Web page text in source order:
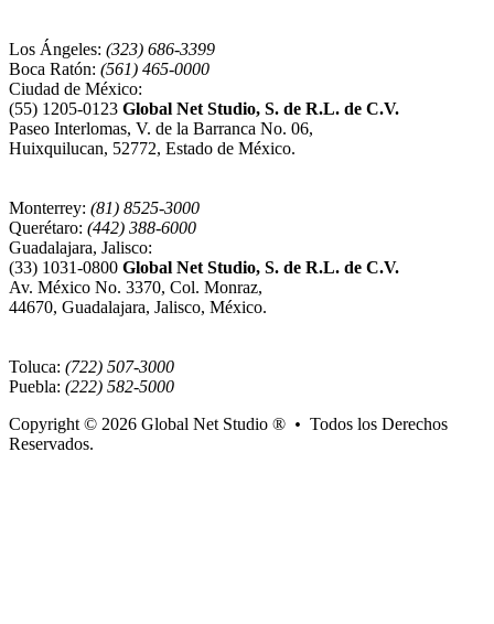
Los Ángeles: (323) 686-3399
Boca Ratón: (561) 465-0000
Ciudad de México:
(55) 1205-0123 Global Net Studio, S. de R.L. de C.V.
Paseo Interlomas, V. de la Barranca No. 06,
Huixquilucan, 52772, Estado de México.
Monterrey: (81) 8525-3000
Querétaro: (442) 388-6000
Guadalajara, Jalisco:
(33) 1031-0800 Global Net Studio, S. de R.L. de C.V.
Av. México No. 3370, Col. Monraz,
44670, Guadalajara, Jalisco, México.
Toluca: (722) 507-3000
Puebla: (222) 582-5000
Copyright © 2026 Global Net Studio ® • Todos los Derechos
Reservados.